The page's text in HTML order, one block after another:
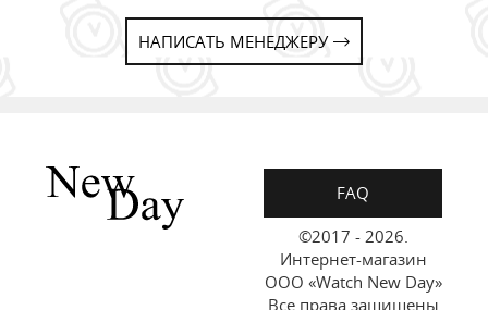
НАПИСАТЬ МЕНЕДЖЕРУ
FAQ
©2017 - 2026.
Интернет-магазин
ООО «Watch New Day»
Все права защищены